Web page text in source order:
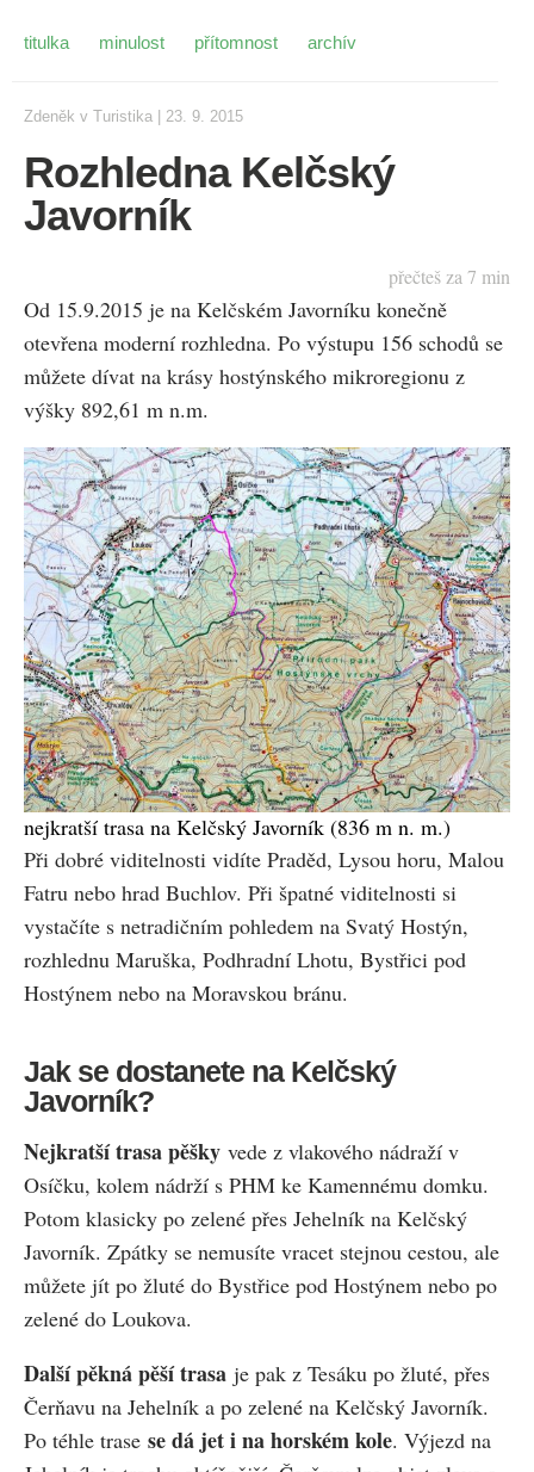
titulka minulost přítomnost archív
Zdeněk v Turistika 23. 9. 2015
Rozhledna Kelčský
Javorník
přečteš za 7 min
Od 15.9.2015 je na Kelčském Javorníku konečně
otevřena moderní rozhledna. Po výstupu 156 schodů se
můžete dívat na krásy hostýnského mikroregionu z
výšky 892,61 m n.m.
nejkratší trasa na Kelčský Javorník (836 m n. m.)
Při dobré viditelnosti vidíte Praděd, Lysou horu, Malou
Fatru nebo hrad Buchlov. Při špatné viditelnosti si
vystačíte s netradičním pohledem na Svatý Hostýn,
rozhlednu Maruška, Podhradní Lhotu, Bystřici pod
Hostýnem nebo na Moravskou bránu.
Jak se dostanete na Kelčský
Javorník?
Nejkratší trasa pěšky vede z vlakového nádraží v
Osíčku, kolem nádrží s PHM ke Kamennému domku.
Potom klasicky po zelené přes Jehelník na Kelčský
Javorník. Zpátky se nemusíte vracet stejnou cestou, ale
můžete jít po žluté do Bystřice pod Hostýnem nebo po
zelené do Loukova.
Další pěkná pěší trasa je pak z Tesáku po žluté, přes
Čerňavu na Jehelník a po zelené na Kelčský Javorník.
Po téhle trase se dá jet i na horském kole. Výjezd na